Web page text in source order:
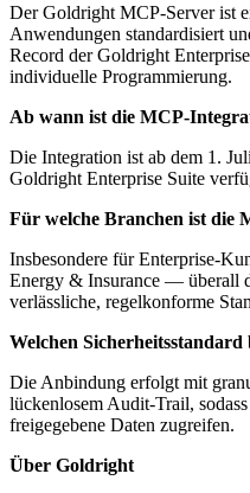
Der Goldright MCP-Server ist
Anwendungen standardisiert
Record der Goldright
individuelle Programmierung.
Ab wann ist die MCP-
Die Integration ist ab dem 1.
Goldright Enterprise Suite
Für welche Branchen ist die
Insbesondere für Enterprise-
Energy & Insurance — überall
verlässliche, regelkonforme
Welchen
Die Anbindung erfolgt mit
lückenlosem Audit-Trail,
freigegebene Daten zugreifen.
Über Goldright